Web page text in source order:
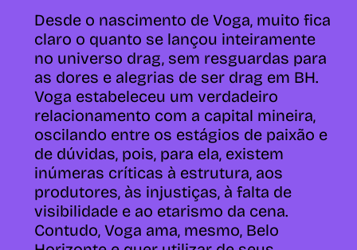
Desde o nascimento de Voga, muito fica
claro o quanto se lançou inteiramente
no universo drag, sem resguardas para
as dores e alegrias de ser drag em BH.
Voga estabeleceu um verdadeiro
relacionamento com a capital mineira,
oscilando entre os estágios de paixão e
de dúvidas, pois, para ela, existem
inúmeras críticas à estrutura, aos
produtores, às injustiças, à falta de
visibilidade e ao etarismo da cena.
Contudo, Voga ama, mesmo, Belo